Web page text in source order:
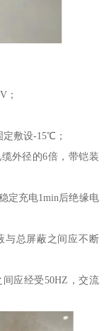
；
敷设-15℃；
外径的6倍，带铠装
定充电1min后绝缘电
与总屏蔽之间应不断
应经受50HZ，交流